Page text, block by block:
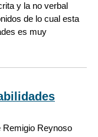
y la no verbal
de lo cual esta
es muy
Remigio Reynoso